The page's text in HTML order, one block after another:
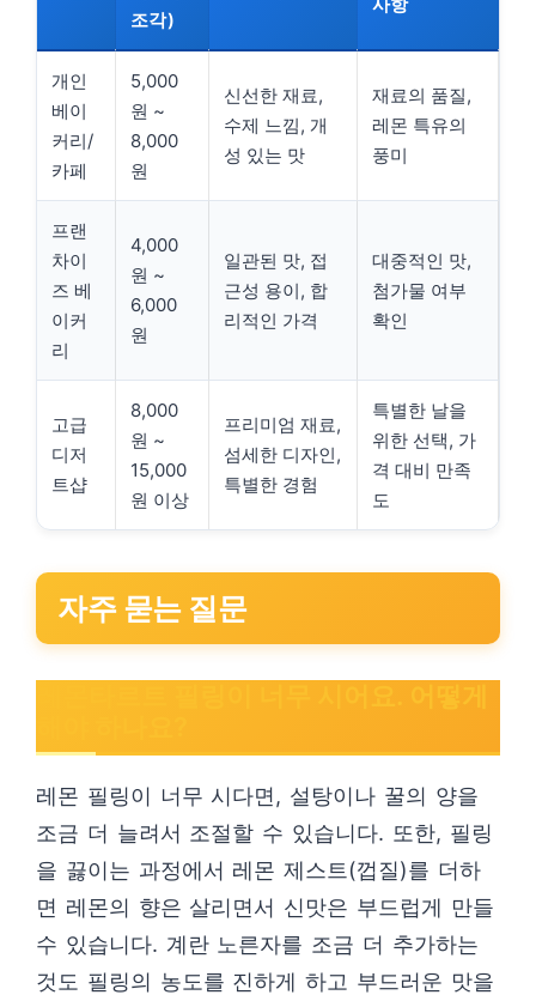
조각)
개인
베이
커리/
카페
5,000
원 ~
8,000
원
신선한 재료,
수제 느낌, 개
성 있는 맛
재료의 품질,
레몬 특유의
풍미
프랜
차이
즈 베
이커
리
4,000
원 ~
6,000
원
일관된 맛, 접
근성 용이, 합
리적인 가격
대중적인 맛,
첨가물 여부
확인
고급
디저
트샵
8,000
원 ~
15,000
원 이상
프리미엄 재료,
섬세한 디자인,
특별한 경험
특별한 날을
위한 선택, 가
격 대비 만족
도
자주 묻는 질문
레몬 필링이 너무 시다면, 설탕이나 꿀의 양을
조금 더 늘려서 조절할 수 있습니다. 또한, 필링
을 끓이는 과정에서 레몬 제스트(껍질)를 더하
면 레몬의 향은 살리면서 신맛은 부드럽게 만들
수 있습니다. 계란 노른자를 조금 더 추가하는
것도 필링의 농도를 진하게 하고 부드러운 맛을